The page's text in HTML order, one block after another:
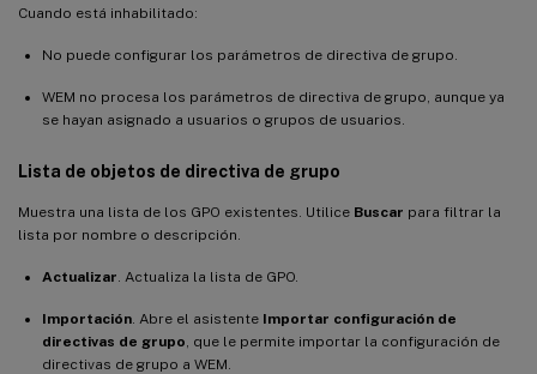
Cuando está inhabilitado:
No puede configurar los parámetros de directiva de grupo.
WEM no procesa los parámetros de directiva de grupo, aunque ya
se hayan asignado a usuarios o grupos de usuarios.
Lista de objetos de directiva de grupo
Muestra una lista de los GPO existentes. Utilice Buscar para filtrar la
lista por nombre o descripción.
Actualizar . Actualiza la lista de GPO.
Importación . Abre el asistente Importar configuración de
directivas de grupo , que le permite importar la configuración de
directivas de grupo a WEM.